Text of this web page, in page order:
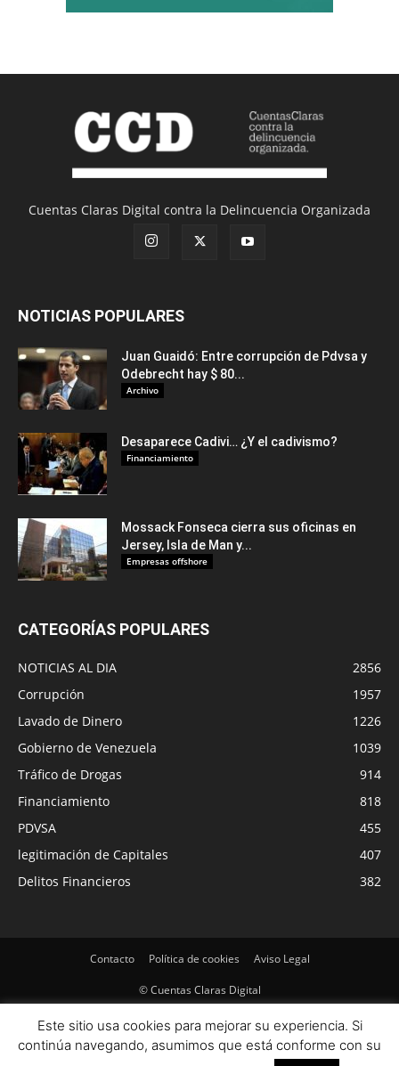
Cuentas Claras Digital contra la Delincuencia Organizada
NOTICIAS POPULARES
Juan Guaidó: Entre corrupción de Pdvsa y
Odebrecht hay $ 80...
Archivo
Desaparece Cadivi… ¿Y el cadivismo?
Financiamiento
Mossack Fonseca cierra sus oficinas en
Jersey, Isla de Man y...
Empresas offshore
CATEGORÍAS POPULARES
NOTICIAS AL DIA
2856
Corrupción
1957
Lavado de Dinero
1226
Gobierno de Venezuela
1039
Tráfico de Drogas
914
Financiamiento
818
PDVSA
455
legitimación de Capitales
407
Delitos Financieros
382
Contacto Política de cookies Aviso Legal
© Cuentas Claras Digital
Este sitio usa cookies para mejorar su experiencia. Si
continúa navegando, asumimos que está conforme con su